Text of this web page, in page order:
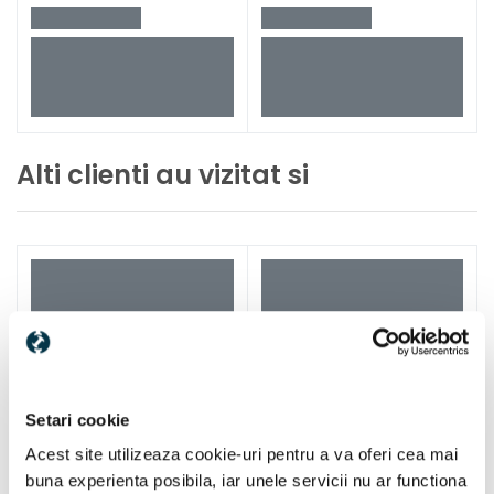
Setari cookie
Acest site utilizeaza cookie-uri pentru a va oferi cea mai
buna experienta posibila, iar unele servicii nu ar functiona
Alti clienti au vizitat si